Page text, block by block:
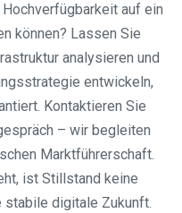
auf ein
können? Lassen Sie
analysieren und
entwickeln,
Kontaktieren Sie
– wir begleiten
Marktführerschaft.
ist Stillstand keine
stabile digitale Zukunft.